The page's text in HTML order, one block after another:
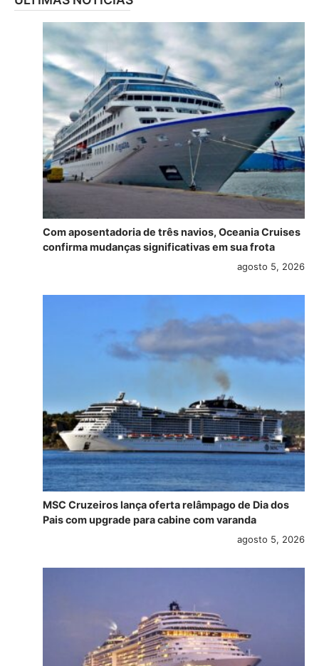
Com aposentadoria de três navios, Oceania Cruises
confirma mudanças significativas em sua frota
agosto 5, 2026
MSC Cruzeiros lança oferta relâmpago de Dia dos
Pais com upgrade para cabine com varanda
agosto 5, 2026